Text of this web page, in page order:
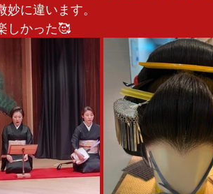
に違います。
しかった🥰